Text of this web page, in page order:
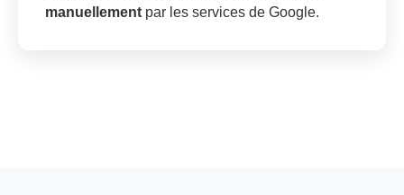
manuellement par les services de Google.